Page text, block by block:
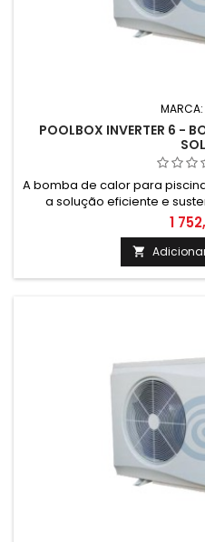
MARCA:
POOLBOX INVERTER 6 -
A bomba de calor para
a solução eficiente e
piscina. Com tecnologia
superior e economia de
eficiência desta
1
